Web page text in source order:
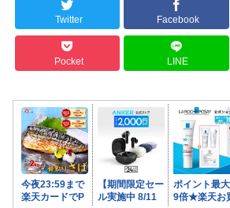
Twitter Facebook
Pocket LINE